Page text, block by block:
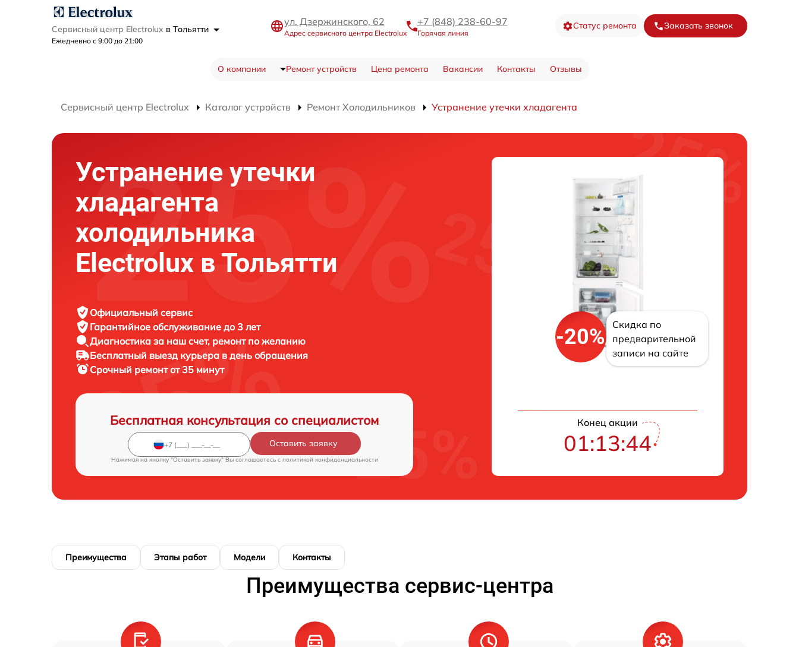
Сервисный центр Electrolux в Тольятти
Ежедневно с 9:00 до 21:00
ул. Дзержинского, 62
Адрес сервисного центра Electrolux
+7 (848) 238-60-97
Горячая линия
Статус ремонта Заказать звонок
О компании Ремонт устройств Цена ремонта Вакансии Контакты Отзывы
Сервисный центр Electrolux Каталог устройств Ремонт Холодильников Устранение утечки хладагента
Устранение утечки
хладагента
холодильника
Electrolux в Тольятти
Официальный сервис
Гарантийное обслуживание до 3 лет
Диагностика за наш счет, ремонт по желанию
Бесплатный выезд курьера в день обращения
Срочный ремонтот 35 минут
Бесплатная консультация со специалистом
Оставить заявку
Нажимая на кнопку "Оставить заявку" Вы соглашаетесь c политикой конфиденциальности
-20%
Скидка по
предварительной
записи на сайте
Конец акции
01:13:43
Преимущества Этапы работ Модели Контакты
Преимущества сервис-центра